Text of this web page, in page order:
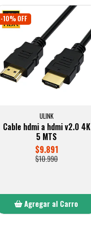
-10% OFF
ULINK
Cable hdmi a hdmi v2.0 4K
5 MTS
$9.891
$10.990
Agregar al Carro